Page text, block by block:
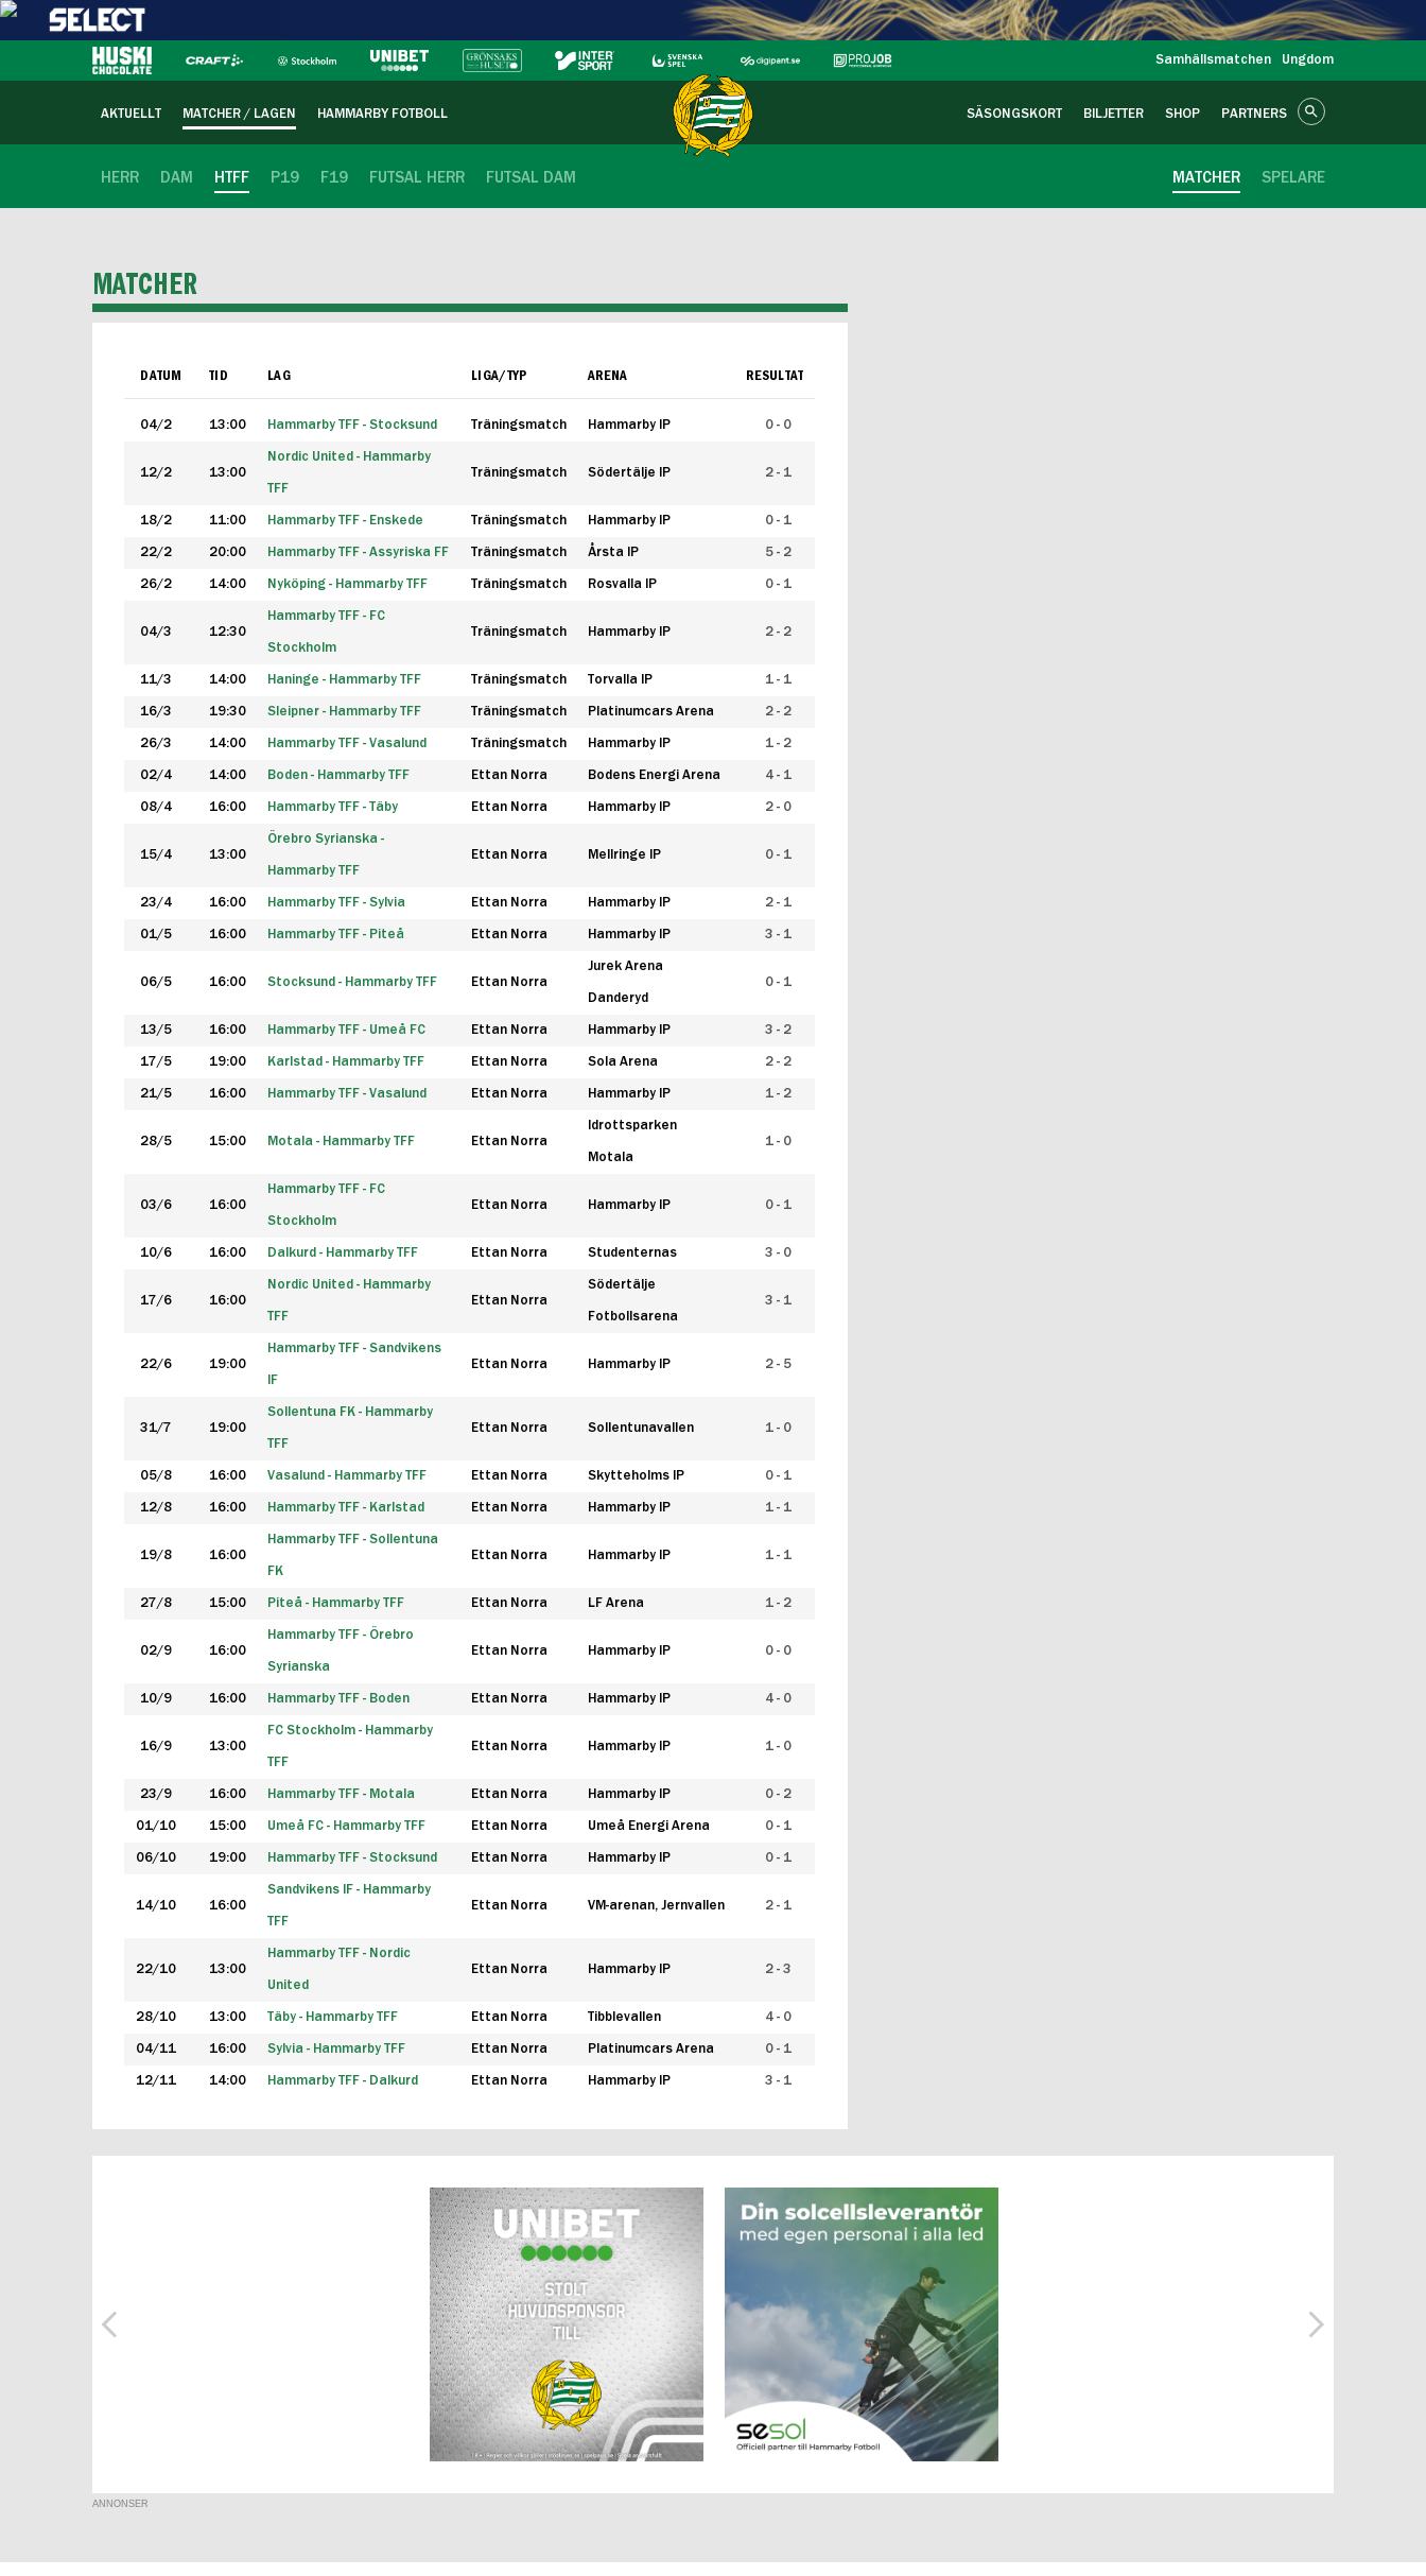
Samhällsmatchen Ungdom
AKTUELLT MATCHER / LAGEN HAMMARBY FOTBOLL SÄSONGSKORT BILJETTER SHOP PARTNERS
HERR DAM HTFF P19 F19 FUTSAL HERR FUTSAL DAM SPELARE
MATCHER
MATCHER
DATUM TID LAG LIGA/TYP ARENA RESULTAT
04/2 13:00 Hammarby TFF - Stocksund Träningsmatch Hammarby IP 0 - 0
12/2 13:00
Nordic United - Hammarby
TFF
Träningsmatch Södertälje IP 2 - 1
18/2 11:00 Hammarby TFF - Enskede Träningsmatch Hammarby IP 0 - 1
22/2 20:00 Hammarby TFF - Assyriska FF Träningsmatch Årsta IP 5 - 2
26/2 14:00 Nyköping - Hammarby TFF Träningsmatch Rosvalla IP 0 - 1
04/3 12:30
Hammarby TFF - FC
Stockholm
Träningsmatch Hammarby IP 2 - 2
11/3 14:00 Haninge - Hammarby TFF Träningsmatch Torvalla IP 1 - 1
16/3 19:30 Sleipner - Hammarby TFF Träningsmatch Platinumcars Arena 2 - 2
26/3 14:00 Hammarby TFF - Vasalund Träningsmatch Hammarby IP 1 - 2
02/4 14:00 Boden - Hammarby TFF Ettan Norra Bodens Energi Arena 4 - 1
08/4 16:00 Hammarby TFF - Täby Ettan Norra Hammarby IP 2 - 0
15/4 13:00
Örebro Syrianska -
Hammarby TFF
Ettan Norra Mellringe IP 0 - 1
23/4 16:00 Hammarby TFF - Sylvia Ettan Norra Hammarby IP 2 - 1
01/5 16:00 Hammarby TFF - Piteå Ettan Norra Hammarby IP 3 - 1
06/5 16:00 Stocksund - Hammarby TFF Ettan Norra
Jurek Arena
Danderyd
0 - 1
13/5 16:00 Hammarby TFF - Umeå FC Ettan Norra Hammarby IP 3 - 2
17/5 19:00 Karlstad - Hammarby TFF Ettan Norra Sola Arena 2 - 2
21/5 16:00 Hammarby TFF - Vasalund Ettan Norra Hammarby IP 1 - 2
28/5 15:00 Motala - Hammarby TFF Ettan Norra
Idrottsparken
Motala
1 - 0
03/6 16:00
Hammarby TFF - FC
Stockholm
Ettan Norra Hammarby IP 0 - 1
10/6 16:00 Dalkurd - Hammarby TFF Ettan Norra Studenternas 3 - 0
17/6 16:00
Nordic United - Hammarby
TFF
Ettan Norra
Södertälje
Fotbollsarena
3 - 1
22/6 19:00
Hammarby TFF - Sandvikens
IF
Ettan Norra Hammarby IP 2 - 5
31/7 19:00
Sollentuna FK - Hammarby
TFF
Ettan Norra Sollentunavallen 1 - 0
05/8 16:00 Vasalund - Hammarby TFF Ettan Norra Skytteholms IP 0 - 1
12/8 16:00 Hammarby TFF - Karlstad Ettan Norra Hammarby IP 1 - 1
19/8 16:00
Hammarby TFF - Sollentuna
FK
Ettan Norra Hammarby IP 1 - 1
27/8 15:00 Piteå - Hammarby TFF Ettan Norra LF Arena 1 - 2
02/9 16:00
Hammarby TFF - Örebro
Syrianska
Ettan Norra Hammarby IP 0 - 0
10/9 16:00 Hammarby TFF - Boden Ettan Norra Hammarby IP 4 - 0
16/9 13:00
FC Stockholm - Hammarby
TFF
Ettan Norra Hammarby IP 1 - 0
23/9 16:00 Hammarby TFF - Motala Ettan Norra Hammarby IP 0 - 2
01/10 15:00 Umeå FC - Hammarby TFF Ettan Norra Umeå Energi Arena 0 - 1
06/10 19:00 Hammarby TFF - Stocksund Ettan Norra Hammarby IP 0 - 1
14/10 16:00
Sandvikens IF - Hammarby
TFF
Ettan Norra VM-arenan, Jernvallen 2 - 1
22/10 13:00
Hammarby TFF - Nordic
United
Ettan Norra Hammarby IP 2 - 3
28/10 13:00 Täby - Hammarby TFF Ettan Norra Tibblevallen 4 - 0
04/11 16:00 Sylvia - Hammarby TFF Ettan Norra Platinumcars Arena 0 - 1
12/11 14:00 Hammarby TFF - Dalkurd Ettan Norra Hammarby IP 3 - 1
ANNONSER